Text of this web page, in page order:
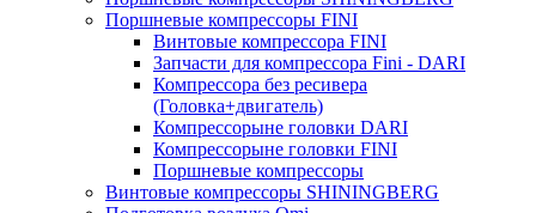
Поршневые компрессоры FINI
Винтовые компрессора FINI
Запчасти для компрессора Fini - DARI
Компрессора без ресивера
(Головка+двигатель)
Компрессорыне головки DARI
Компрессорыне головки FINI
Поршневые компрессоры
Винтовые компрессоры SHININGBERG